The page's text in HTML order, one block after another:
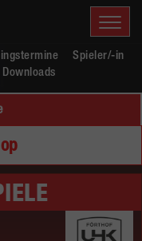
Spieler/-in
Downloads